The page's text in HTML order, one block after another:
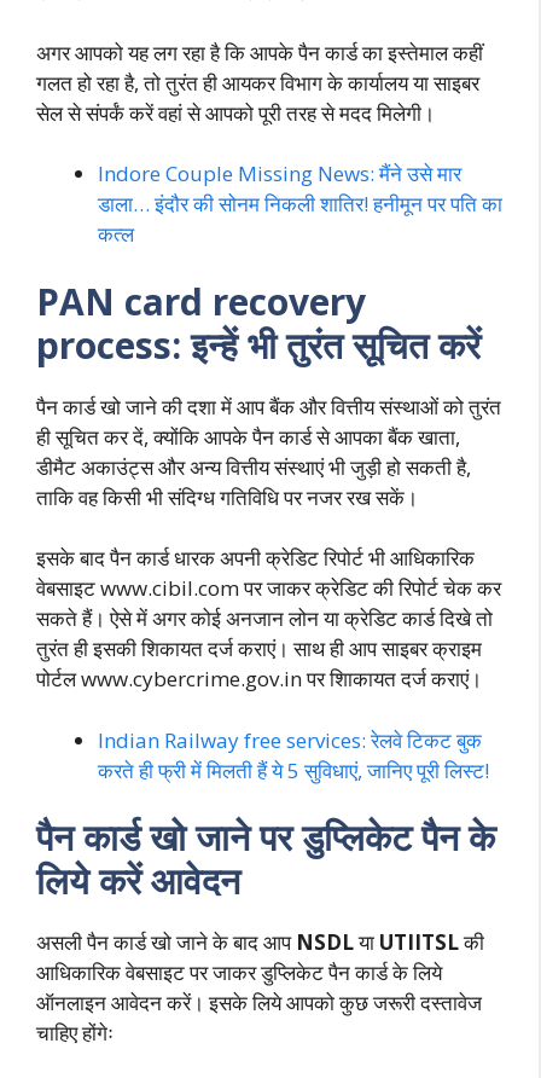
अगर आपको यह लग रहा है कि आपके पैन कार्ड का इस्तेमाल कहीं
गलत हो रहा है, तो तुरंत ही आयकर विभाग के कार्यालय या साइबर
सेल से संपर्कं करें वहां से आपको पूरी तरह से मदद मिलेगी।
Indore Couple Missing News: मैंने उसे मार
डाला… इंदौर की सोनम निकली शातिर! हनीमून पर पति का
कत्ल
PAN card recovery
process: इन्हें भी तुरंत सूचित करें
पैन कार्ड खो जाने की दशा में आप बैंक और वित्तीय संस्थाओं को तुरंत
ही सूचित कर दें, क्योंकि आपके पैन कार्ड से आपका बैंक खाता,
डीमैट अकाउंट्स और अन्य वित्तीय संस्थाएं भी जुड़ी हो सकती है,
ताकि वह किसी भी संदिग्ध गतिविधि पर नजर रख सकें।
इसके बाद पैन कार्ड धारक अपनी क्रेडिट रिपोर्ट भी आधिकारिक
वेबसाइट www.cibil.com पर जाकर क्रेडिट की रिपोर्ट चेक कर
सकते हैं। ऐसे में अगर कोई अनजान लोन या क्रेडिट कार्ड दिखे तो
तुरंत ही इसकी शिकायत दर्ज कराएं। साथ ही आप साइबर क्राइम
पोर्टल www.cybercrime.gov.in पर शिाकायत दर्ज कराएं।
Indian Railway free services: रेलवे टिकट बुक
करते ही फ्री में मिलती हैं ये 5 सुविधाएं, जानिए पूरी लिस्ट!
पैन कार्ड खो जाने पर डुप्लिकेट पैन के
लिये करें आवेदन
असली पैन कार्ड खो जाने के बाद आप NSDLया UTIITSLकी
आधिकारिक वेबसाइट पर जाकर डुप्लिकेट पैन कार्ड के लिये
ऑनलाइन आवेदन करें। इसके लिये आपको कुछ जरूरी दस्तावेज
चाहिए होंगेः